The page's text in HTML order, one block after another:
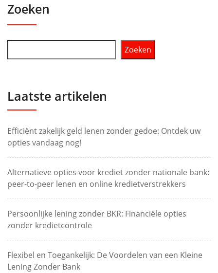
Zoeken
Zoeken
Laatste artikelen
Efficiënt zakelijk geld lenen zonder gedoe: Ontdek uw
opties vandaag nog!
Alternatieve opties voor krediet zonder nationale bank:
peer-to-peer lenen en online kredietverstrekkers
Persoonlijke lening zonder BKR: Financiële opties
zonder kredietcontrole
Flexibel en Toegankelijk: De Voordelen van een Kleine
Lening Zonder Bank